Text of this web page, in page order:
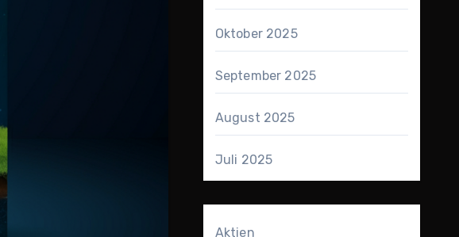
Oktober 2025
September 2025
August 2025
Juli 2025
Aktien